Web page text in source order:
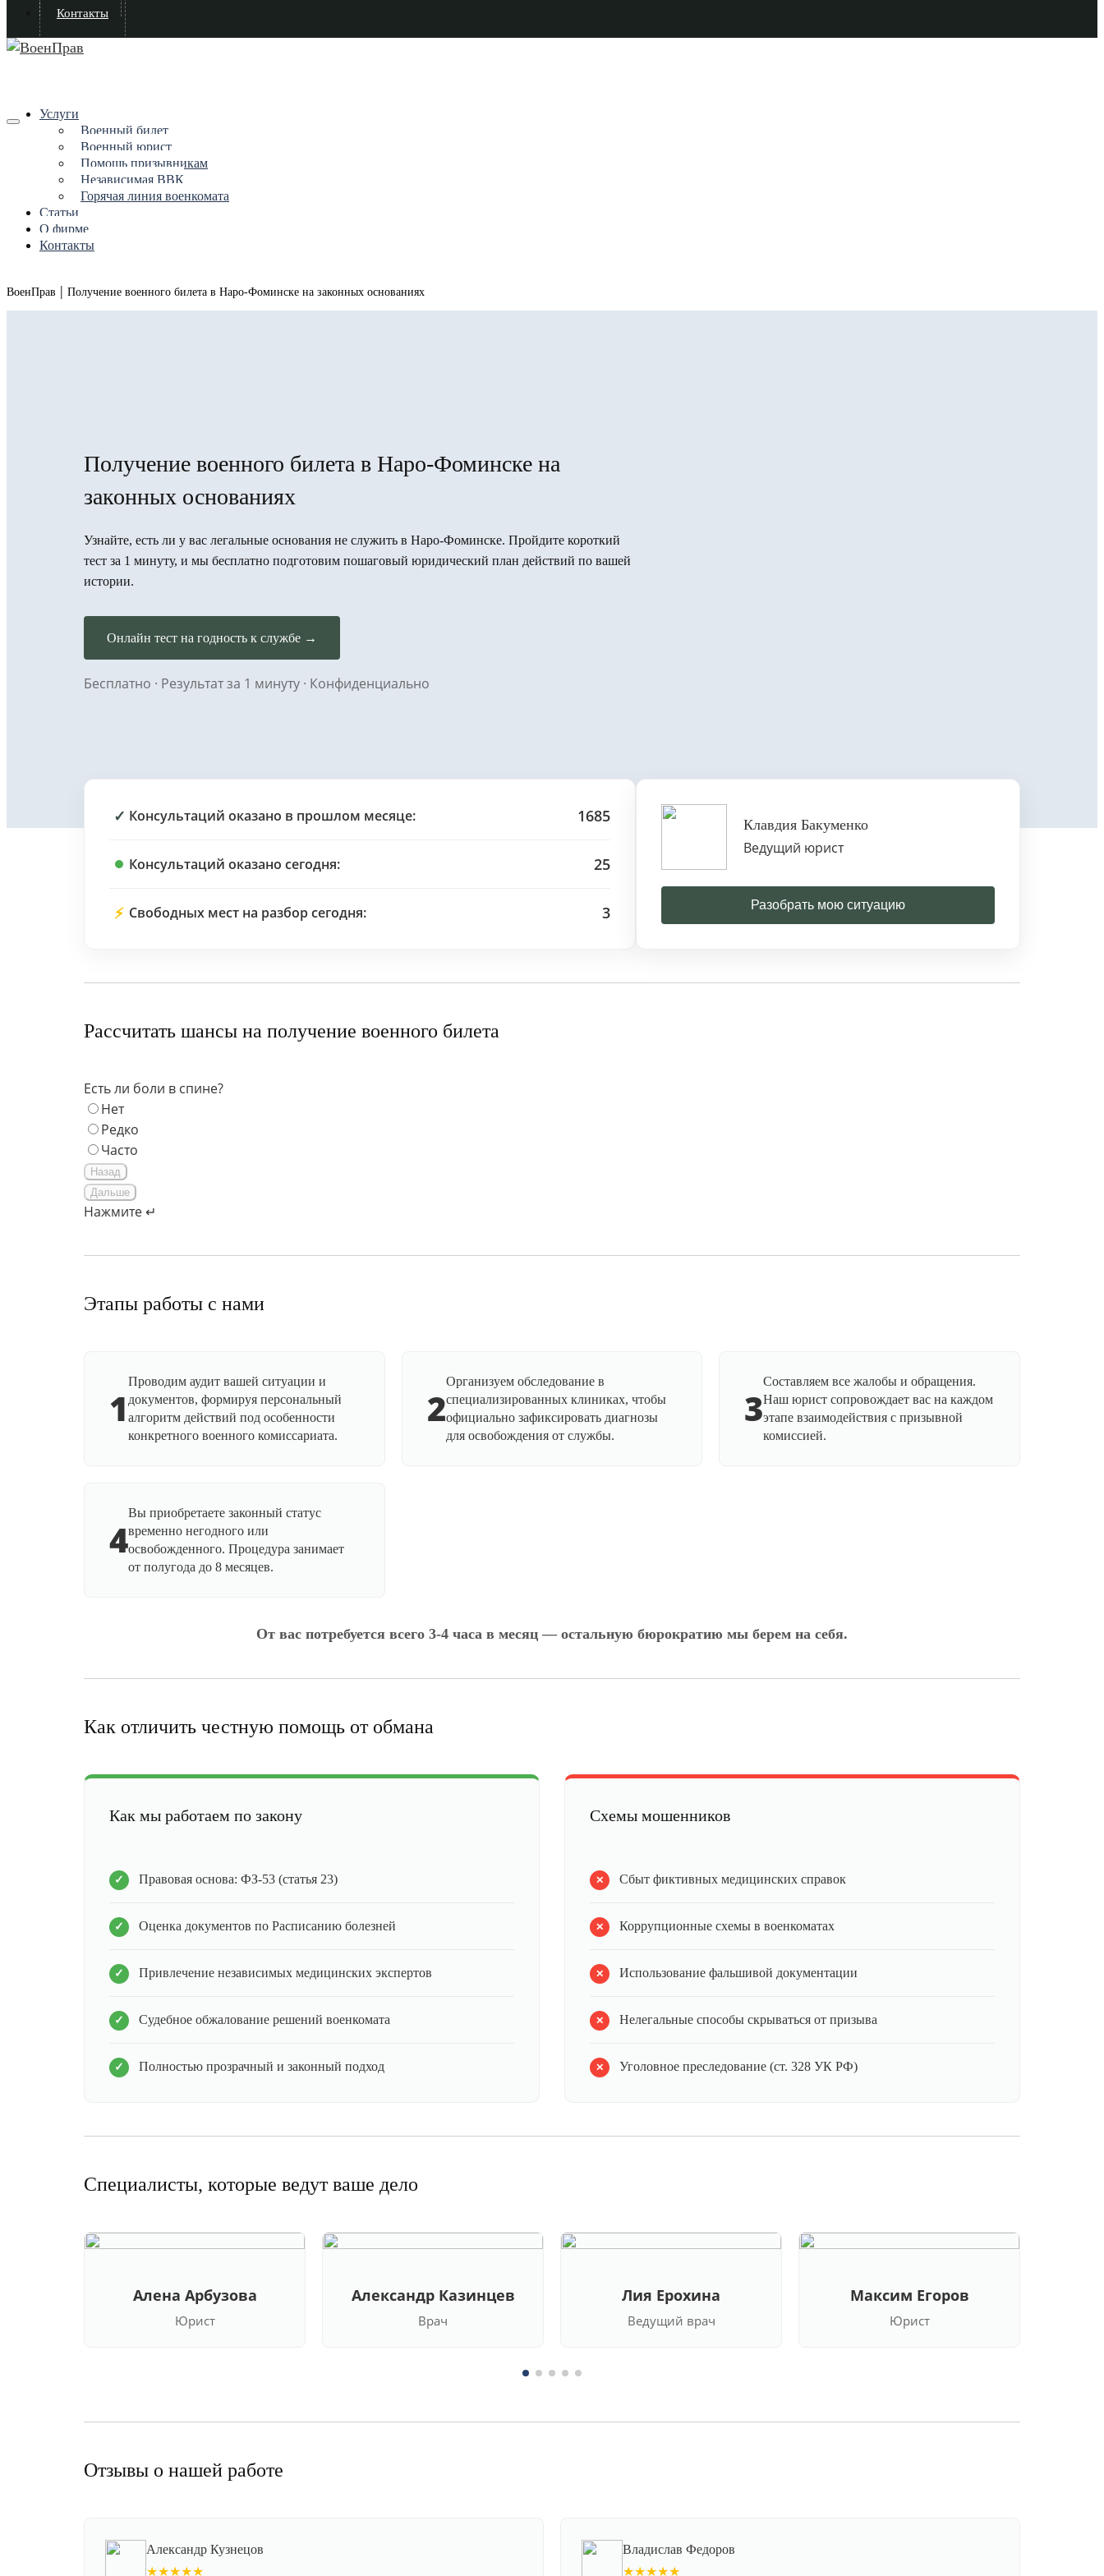
Контакты
Услуги
Военный билет
Военный юрист
Помощь призывникам
Независимая ВВК
Горячая линия военкомата
Статьи
О фирме
Контакты
ВоенПрав | Получение военного билета в Наро-Фоминске на законных основаниях
Получение военного билета в Наро-Фоминске на
законных основаниях
Узнайте, есть ли у вас легальные основания не служить в Наро-Фоминске. Пройдите короткий
тест за 1 минуту, и мы бесплатно подготовим пошаговый юридический план действий по вашей
истории.
Онлайн тест на годность к службе →
Бесплатно · Результат за 1 минуту · Конфиденциально
✓ Консультаций оказано в прошлом месяце: 1685
Консультаций оказано сегодня: 25
⚡ Свободных мест на разбор сегодня: 3
Клавдия Бакуменко
Ведущий юрист
Разобрать мою ситуацию
Рассчитать шансы на получение военного билета
Есть ли боли в спине?
Нет
Редко
Часто
Назад
Дальше
Нажмите ↵
Этапы работы с нами
1
Проводим аудит вашей ситуации и
документов, формируя персональный
алгоритм действий под особенности
конкретного военного комиссариата.
2
Организуем обследование в
специализированных клиниках, чтобы
официально зафиксировать диагнозы
для освобождения от службы.
3
Составляем все жалобы и обращения.
Наш юрист сопровождает вас на каждом
этапе взаимодействия с призывной
комиссией.
4
Вы приобретаете законный статус
временно негодного или
освобожденного. Процедура занимает
от полугода до 8 месяцев.
От вас потребуется всего 3-4 часа в месяц — остальную бюрократию мы берем на себя.
Как отличить честную помощь от обмана
Как мы работаем по закону
Правовая основа: ФЗ-53 (статья 23)
Оценка документов по Расписанию болезней
Привлечение независимых медицинских экспертов
Судебное обжалование решений военкомата
Полностью прозрачный и законный подход
Схемы мошенников
Сбыт фиктивных медицинских справок
Коррупционные схемы в военкоматах
Использование фальшивой документации
Нелегальные способы скрываться от призыва
Уголовное преследование (ст. 328 УК РФ)
Специалисты, которые ведут ваше дело
Алена Арбузова
Юрист
Александр Казинцев
Врач
Лия Ерохина
Ведущий врач
Максим Егоров
Юрист
Отзывы о нашей работе
Александр Кузнецов
★★★★★
Владислав Федоров
★★★★★